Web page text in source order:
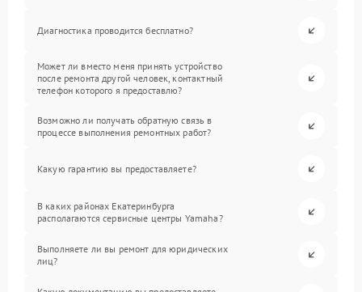
Диагностика проводится бесплатно?
Может ли вместо меня принять устройство
после ремонта другой человек, контактный
телефон которого я предоставлю?
Возможно ли получать обратную связь в
процессе выполнения ремонтных работ?
Какую гарантию вы предоставляете?
В каких районах Екатеринбурга
располагаются сервисные центры Yamaha?
Выполняете ли вы ремонт для юридических
лиц?